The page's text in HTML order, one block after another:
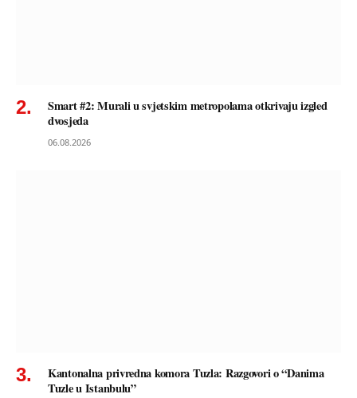
Smart #2: Murali u svjetskim metropolama otkrivaju izgled
dvosjeda
06.08.2026
Kantonalna privredna komora Tuzla: Razgovori o “Danima
Tuzle u Istanbulu”